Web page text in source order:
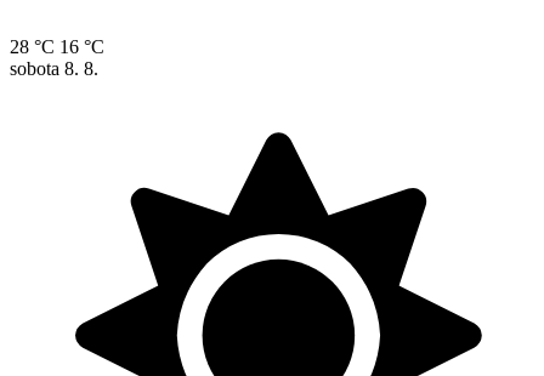
28 °C 16 °C
sobota 8. 8.